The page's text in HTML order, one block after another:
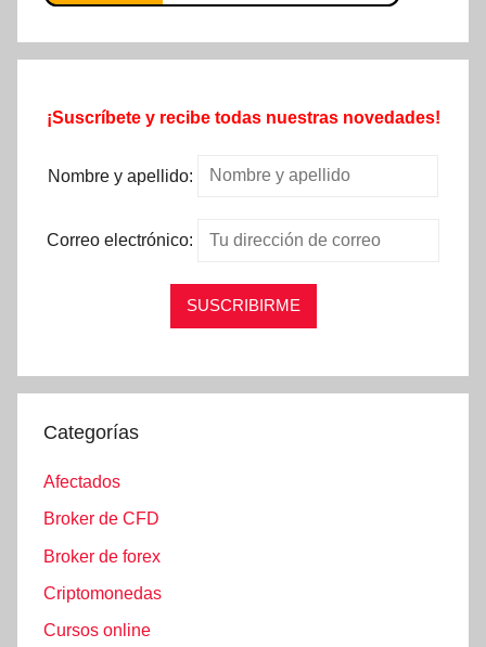
¡Suscríbete y recibe todas nuestras novedades!
Nombre y apellido:
Correo electrónico:
Categorías
Afectados
Broker de CFD
Broker de forex
Criptomonedas
Cursos online